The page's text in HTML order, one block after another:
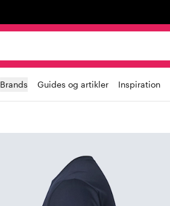
Brands Guides og artikler Inspiration